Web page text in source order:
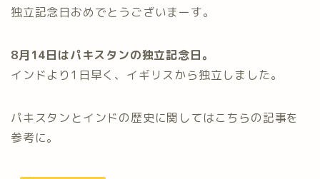
独立記念日おめでとうございまーす。
8月14日はパキスタンの独立記念日。
インドより1日早く、イギリスから独立しました。
パキスタンとインドの歴史に関してはこちらの記事を
参考に。